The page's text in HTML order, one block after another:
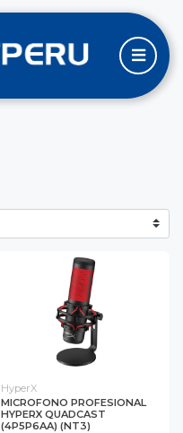
HyperX
MICROFONO PROFESIONAL
HYPERX QUADCAST
(4P5P6AA) (NT3)